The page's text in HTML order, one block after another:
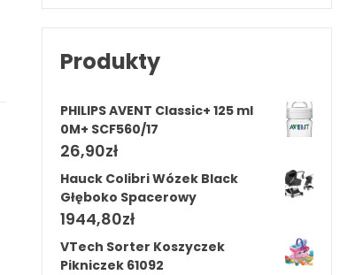
Produkty
PHILIPS AVENT Classic+ 125 ml
0M+ SCF560/17
26,90zł
Hauck Colibri Wózek Black
Głęboko Spacerowy
1944,80zł
VTech Sorter Koszyczek
Pikniczek 61092